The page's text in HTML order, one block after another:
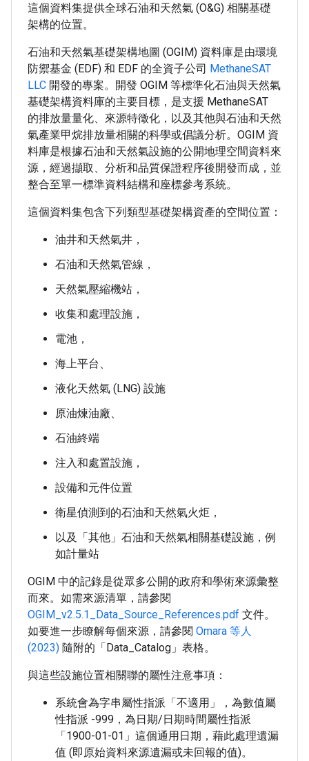
這個資料集提供全球石油和天然氣 (O&G) 相關基礎
架構的位置。
石油和天然氣基礎架構地圖 (OGIM) 資料庫是由環境
防禦基金 (EDF) 和 EDF 的全資子公司 MethaneSAT
LLC 開發的專案。開發 OGIM 等標準化石油與天然氣
基礎架構資料庫的主要目標，是支援 MethaneSAT
的排放量量化、來源特徵化，以及其他與石油和天然
氣產業甲烷排放量相關的科學或倡議分析。OGIM 資
料庫是根據石油和天然氣設施的公開地理空間資料來
源，經過擷取、分析和品質保證程序後開發而成，並
整合至單一標準資料結構和座標參考系統。
這個資料集包含下列類型基礎架構資產的空間位置：
油井和天然氣井，
石油和天然氣管線，
天然氣壓縮機站，
收集和處理設施，
電池，
海上平台、
液化天然氣 (LNG) 設施
原油煉油廠、
石油終端
注入和處置設施，
設備和元件位置
衛星偵測到的石油和天然氣火炬，
以及「其他」石油和天然氣相關基礎設施，例
如計量站
OGIM 中的記錄是從眾多公開的政府和學術來源彙整
而來。如需來源清單，請參閱
OGIM_v2.5.1_Data_Source_References.pdf 文件。
如要進一步瞭解每個來源，請參閱 Omara 等人
(2023) 隨附的「Data_Catalog」表格。
與這些設施位置相關聯的屬性注意事項：
系統會為字串屬性指派「不適用」，為數值屬
性指派 -999，為日期/日期時間屬性指派
「1900-01-01」這個通用日期，藉此處理遺漏
值 (即原始資料來源遺漏或未回報的值)。